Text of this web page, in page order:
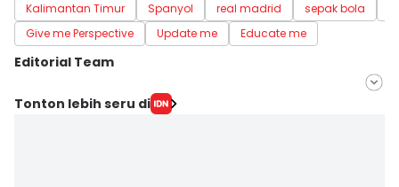
Kalimantan Timur Spanyol real madrid sepak bola
Give me Perspective
Update me Educate me
Editorial Team
Editor
Tonton lebih seru di